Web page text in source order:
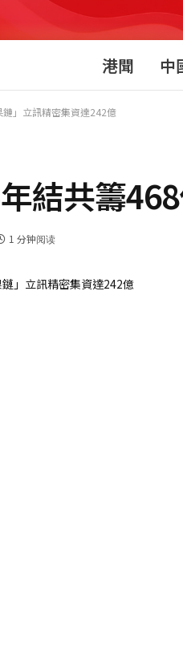
港聞 中
」立訊精密集資達242億
結共籌
1 分钟阅读